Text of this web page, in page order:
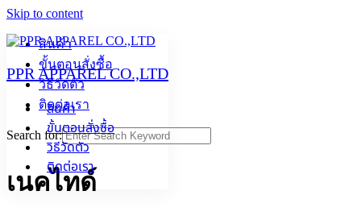
Skip to content
PPR APPAREL CO.,LTD
สินค้า
ขั้นตอนสั่งซื้อ
วิธีวัดตัว
ติดต่อเรา
สินค้า
ขั้นตอนสั่งซื้อ
วิธีวัดตัว
ติดต่อเรา
Search for:
เนคไทด์